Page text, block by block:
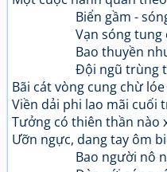
Biển gầm - sóng
Vạn sóng tung
Bao thuyền như
Đội ngũ trùng
Bãi cát vòng cung chừ
Viền dải phi lao mãi cuối
Tưởng có thiên thần nào
Ưỡn ngực, dang tay ôm
Bao người nô nức